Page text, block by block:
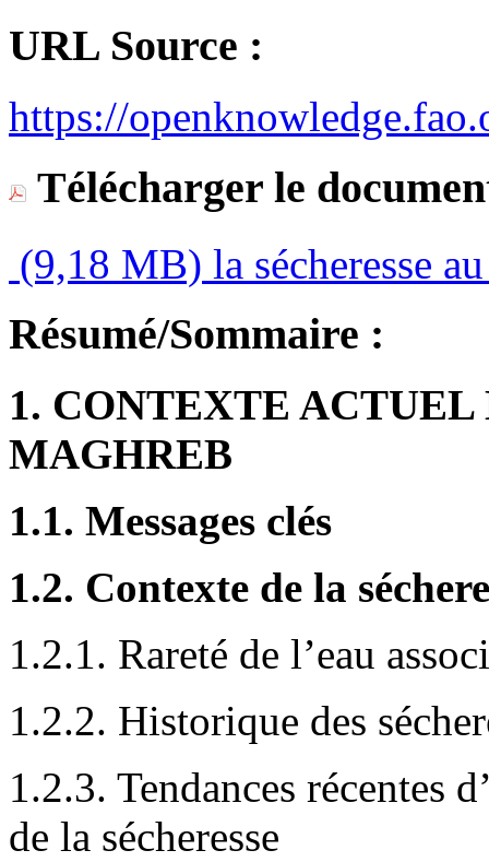
URL Source :
https://
Télécharger le
(9,18 MB) la sécheresse
Résumé/Sommaire :
1. CONTEXTE ACTUEL
MAGHREB
1.1. Messages clés
1.2. Contexte de la
1.2.1. Rareté de l’eau
1.2.2. Historique des
1.2.3. Tendances récentes
de la sécheresse